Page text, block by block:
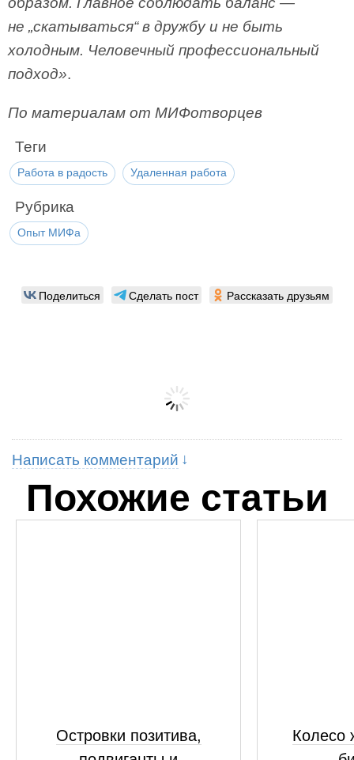
не „скатываться“ в дружбу и не быть
холодным. Человечный профессиональный
подход».
По материалам от МИФотворцев
Теги
Работа в радость Удаленная работа
Рубрика
Опыт МИФа
Поделиться Сделать пост Рассказать друзьям
Написать комментарий
Похожие статьи
Островки позитива,
Колесо